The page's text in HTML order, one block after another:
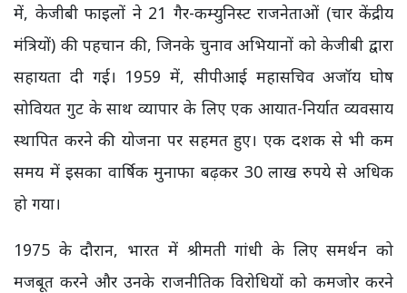
में, केजीबी फाइलों ने 21 गैर-कम्युनिस्ट राजनेताओं (चार केंद्रीय
मंत्रियों) की पहचान की, जिनके चुनाव अभियानों को केजीबी द्वारा
सहायता दी गई। 1959 में, सीपीआई महासचिव अजॉय घोष
सोवियत गुट के साथ व्यापार के लिए एक आयात-निर्यात व्यवसाय
स्थापित करने की योजना पर सहमत हुए। एक दशक से भी कम
समय में इसका वार्षिक मुनाफा बढ़कर 30 लाख रुपये से अधिक
हो गया।
1975 के दौरान, भारत में श्रीमती गांधी के लिए समर्थन को
मजबूत करने और उनके राजनीतिक विरोधियों को कमजोर करने